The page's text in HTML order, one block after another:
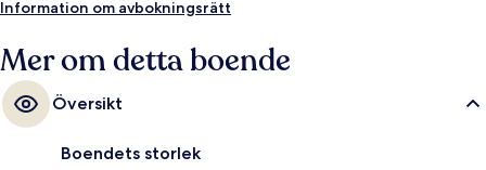
Information om avbokningsrätt
Mer om detta boende
Översikt
Boendets storlek